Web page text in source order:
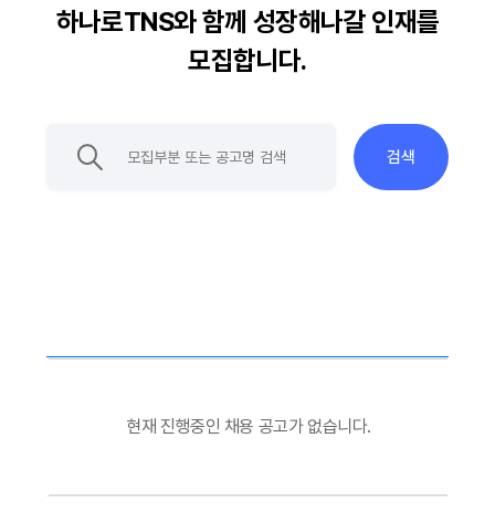
하나로TNS와 함께 성장해나갈 인재를
모집합니다.
현재 진행중인 채용 공고가 없습니다.